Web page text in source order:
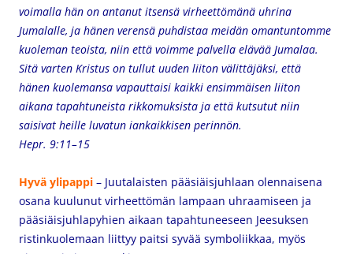
voimalla hän on antanut itsensä virheettömänä uhrina
Jumalalle, ja hänen verensä puhdistaa meidän omantuntomme
kuoleman teoista, niin että voimme palvella elävää Jumalaa.
Sitä varten Kristus on tullut uuden liiton välittäjäksi, että
hänen kuolemansa vapauttaisi kaikki ensimmäisen liiton
aikana tapahtuneista rikkomuksista ja että kutsutut niin
saisivat heille luvatun iankaikkisen perinnön.
Hepr. 9:11–15
Hyvä ylipappi – Juutalaisten pääsiäisjuhlaan olennaisena
osana kuulunut virheettömän lampaan uhraamiseen ja
pääsiäisjuhlapyhien aikaan tapahtuneeseen Jeesuksen
ristinkuolemaan liittyy paitsi syvää symboliikkaa, myös